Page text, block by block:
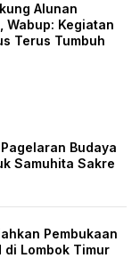
Alunan
Wabup: Kegiatan
Terus Tumbuh
Budaya
Samuhita Sakre
Pembukaan
di Lombok Timur